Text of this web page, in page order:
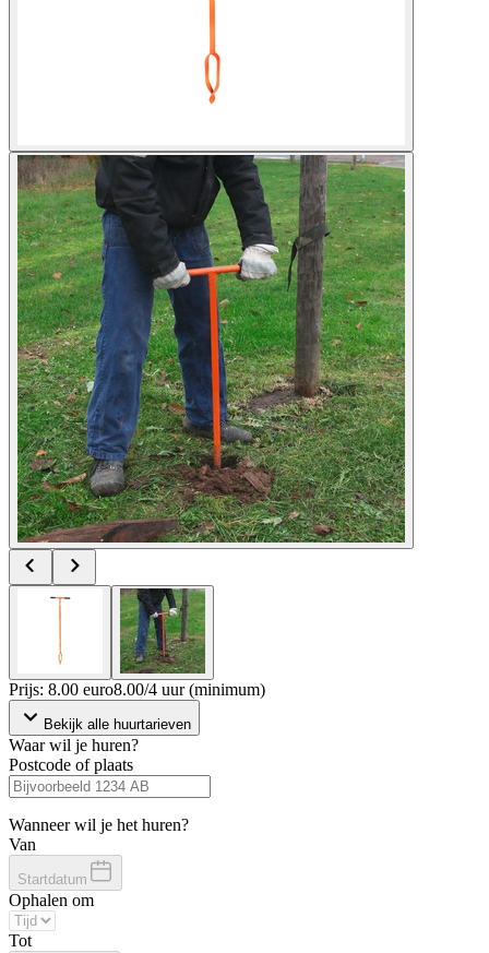
Prijs: 8.00 euro8.00/4 uur (minimum)
Bekijk alle huurtarieven
Waar wil je huren?
Postcode of plaats
Wanneer wil je het huren?
Van
Startdatum
Ophalen om
Tot